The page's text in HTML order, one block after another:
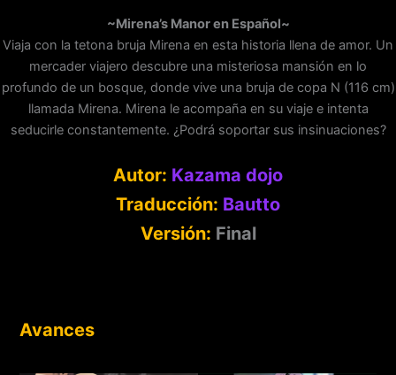
~Mirena’s Manor en Español~
Viaja con la tetona bruja Mirena en esta historia llena de amor. Un
mercader viajero descubre una misteriosa mansión en lo
profundo de un bosque, donde vive una bruja de copa N (116 cm)
llamada Mirena. Mirena le acompaña en su viaje e intenta
seducirle constantemente. ¿Podrá soportar sus insinuaciones?
Autor: Kazama dojo
Traducción: Bautto
Versión: Final
Avances